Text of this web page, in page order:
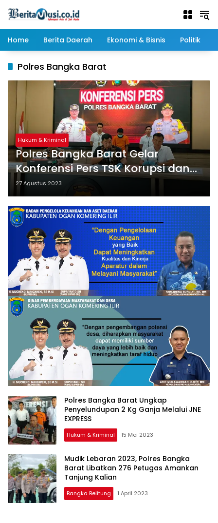
Home
Berita Daerah Ekonomi & Bisnis Politik
Polres Bangka Barat
Hukum & Kriminal
Polres Bangka Barat Gelar
Konferensi Pers TSK Korupsi dana
BLUD RSUD Sejiran Setason
27 Agustus 2023
Polres Bangka Barat Ungkap
Penyelundupan 2 Kg Ganja Melalui JNE
EXPRESS
Hukum & Kriminal 15 Mei 2023
Mudik Lebaran 2023, Polres Bangka
Barat Libatkan 276 Petugas Amankan
Tanjung Kalian
Bangka Belitung 1 April 2023